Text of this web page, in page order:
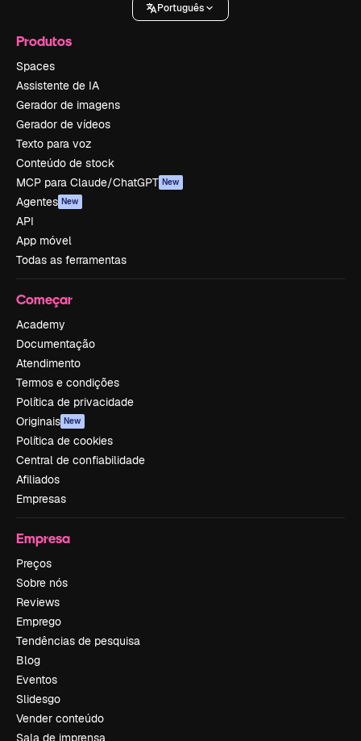
Português
Produtos
Spaces
Assistente de IA
Gerador de imagens
Gerador de vídeos
Texto para voz
Conteúdo de stock
MCP para Claude/ChatGPT New
Agentes New
API
App móvel
Todas as ferramentas
Começar
Academy
Documentação
Atendimento
Termos e condições
Política de privacidade
Originais New
Política de cookies
Central de confiabilidade
Afiliados
Empresas
Empresa
Preços
Sobre nós
Reviews
Emprego
Tendências de pesquisa
Blog
Eventos
Slidesgo
Vender conteúdo
Sala de imprensa